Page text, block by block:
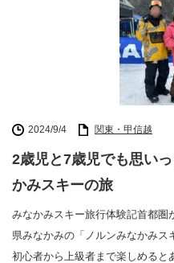
2024/9/4 関東・甲信越
2歳児と7歳児でも思い
かみスキーの旅
みなかみスキー旅行体験記首都圏
県みなかみの「ノルンみなかみス
初心者から上級者まで楽しめると